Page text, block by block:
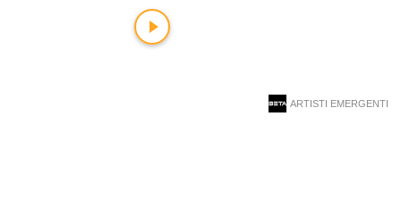
ARTISTI EMERGENTI